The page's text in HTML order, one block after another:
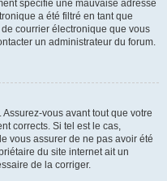
spécifié une mauvaise adresse
a été filtré en tant que
courrier électronique que vous
un administrateur du forum.
vous avant tout que votre
corrects. Si tel est le cas,
vous assurer de ne pas avoir été
du site internet ait un
de la corriger.